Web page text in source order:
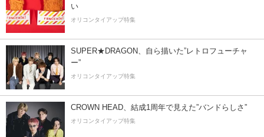
い
オリコンタイアップ特集
SUPER★DRAGON、自ら描いた”レトロフューチャ
ー”
オリコンタイアップ特集
CROWN HEAD、結成1周年で見えた”バンドらしさ”
オリコンタイアップ特集